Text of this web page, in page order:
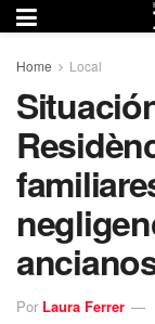
Home Local
Por Laura Ferrer